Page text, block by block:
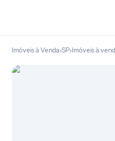
Imóveis à Venda›SP›Imóveis à